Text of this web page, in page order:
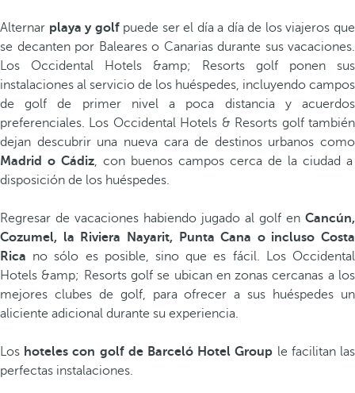
Alternar playa y golfpuede ser el día a día de los viajeros que
se decanten por Baleares o Canarias durante sus vacaciones.
Los Occidental Hotels &amp; Resorts golf ponen sus
instalaciones al servicio de los huéspedes, incluyendo campos
de golf de primer nivel a poca distancia y acuerdos
preferenciales. Los Occidental Hotels & Resorts golf también
dejan descubrir una nueva cara de destinos urbanos como
Madrid o Cádiz, con buenos campos cerca de la ciudad a
disposición de los huéspedes.
Regresar de vacaciones habiendo jugado al golf en Cancún,
Cozumel, la Riviera Nayarit, Punta Cana o incluso Costa
Rica no sólo es posible, sino que es fácil. Los Occidental
Hotels &amp; Resorts golf se ubican en zonas cercanas a los
mejores clubes de golf, para ofrecer a sus huéspedes un
aliciente adicional durante su experiencia.
Los hoteles con golf de Barceló Hotel Group le facilitan las
perfectas instalaciones.